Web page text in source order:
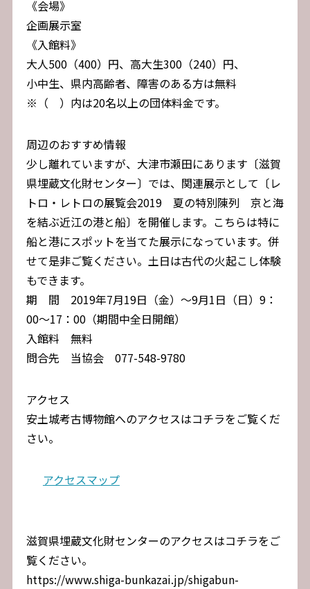
《会場》
企画展示室
《入館料》
大人500（400）円、高大生300（240）円、
小中生、県内高齢者、障害のある方は無料
※（ ）内は20名以上の団体料金です。
周辺のおすすめ情報
少し離れていますが、大津市瀬田にあります〔滋賀
県埋蔵文化財センター〕では、関連展示として〔レ
トロ・レトロの展覧会2019 夏の特別陳列 京と海
を結ぶ近江の港と船〕を開催します。こちらは特に
船と港にスポットを当てた展示になっています。併
せて是非ご覧ください。土日は古代の火起こし体験
もできます。
期 間 2019年7月19日（金）～9月1日（日）9：
00～17：00（期間中全日開館）
入館料 無料
問合先 当協会 077-548-9780
アクセス
安土城考古博物館へのアクセスはコチラをご覧くだ
さい。
アクセスマップ
滋賀県埋蔵文化財センターのアクセスはコチラをご
覧ください。
https://www.shiga-bunkazai.jp/shigabun-